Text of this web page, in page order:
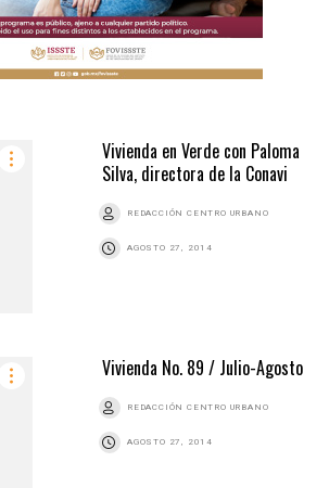
Vivienda en Verde con Paloma
Silva, directora de la Conavi
REDACCIÓN CENTRO URBANO
AGOSTO 27, 2014
Vivienda No. 89 / Julio-Agosto
REDACCIÓN CENTRO URBANO
AGOSTO 27, 2014